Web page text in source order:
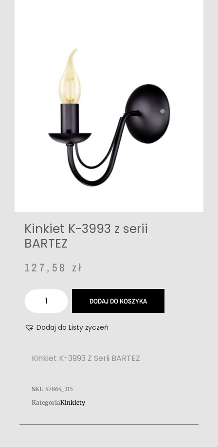
Kinkiet K-3993 z serii
BARTEZ
127,58 zł
DODAJ DO KOSZYKA
Dodaj do Listy życzeń
Kinkiet K-3993 Z Serii BARTEZ
SKU 47864_315
KategoriaKinkiety